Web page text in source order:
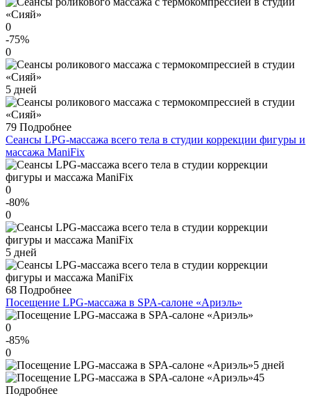
0
-75%
0
5 дней
79 Подробнее
Сеансы LPG-массажа всего тела в студии коррекции фигуры и
массажа ManiFix
0
-80%
0
5 дней
68 Подробнее
Посещение LPG-массажа в SPA-салоне «Ариэль»
0
-85%
0
5 дней
45
Подробнее